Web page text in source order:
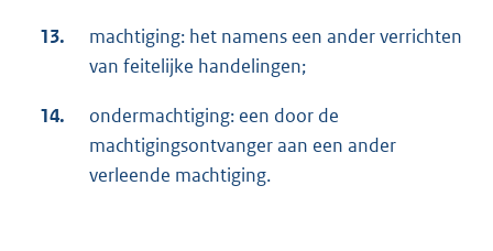
13.
machtiging: het namens een ander verrichten
van feitelijke handelingen;
14.
ondermachtiging: een door de
machtigingsontvanger aan een ander
verleende machtiging.